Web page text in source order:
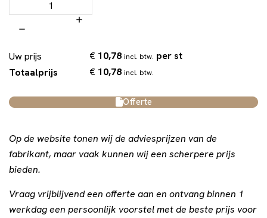
Uw prijs € 10,78 incl. btw. per st
Totaalprijs
€ 10,78 incl. btw.
Offerte
Op de website tonen wij de adviesprijzen van de
fabrikant, maar vaak kunnen wij een scherpere prijs
bieden.
Vraag vrijblijvend een offerte aan en ontvang binnen 1
werkdag een persoonlijk voorstel met de beste prijs voor